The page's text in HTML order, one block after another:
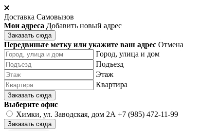
Доставка Самовызов
Мои адреса Добавить новый адрес
Заказать сюда
Передвиньте метку или укажите ваш адрес Отмена
Город, улица и дом
Подъезд
Этаж
Квартира
Заказать сюда
Выберите офис
Химки, ул. Заводская, дом 2А +7 (985) 472-11-99
Заказать сюда